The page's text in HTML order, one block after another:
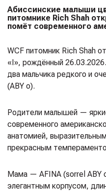
Абиссинские малыши
питомнике Rich Shah
помёт современного
WCF питомник Rich Shah
«I», рождённый
два мальчика редкого и
(ABY o).
Родители малышей —
современного
анатомией,
прекрасным
Мама — AFINA (sorrel ABY
элегантным корпусом,